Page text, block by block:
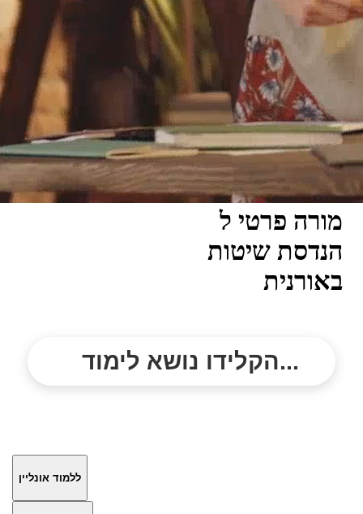
מורה פרטי ל
הנדסת שיטות
באורנית
הקלידו נושא לימוד...
ללמוד אונליין